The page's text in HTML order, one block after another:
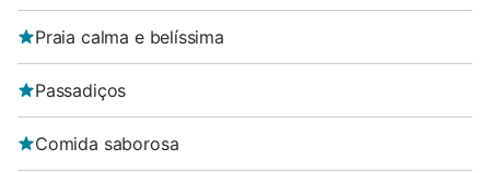
Praia calma e belíssima
Passadiços
Comida saborosa